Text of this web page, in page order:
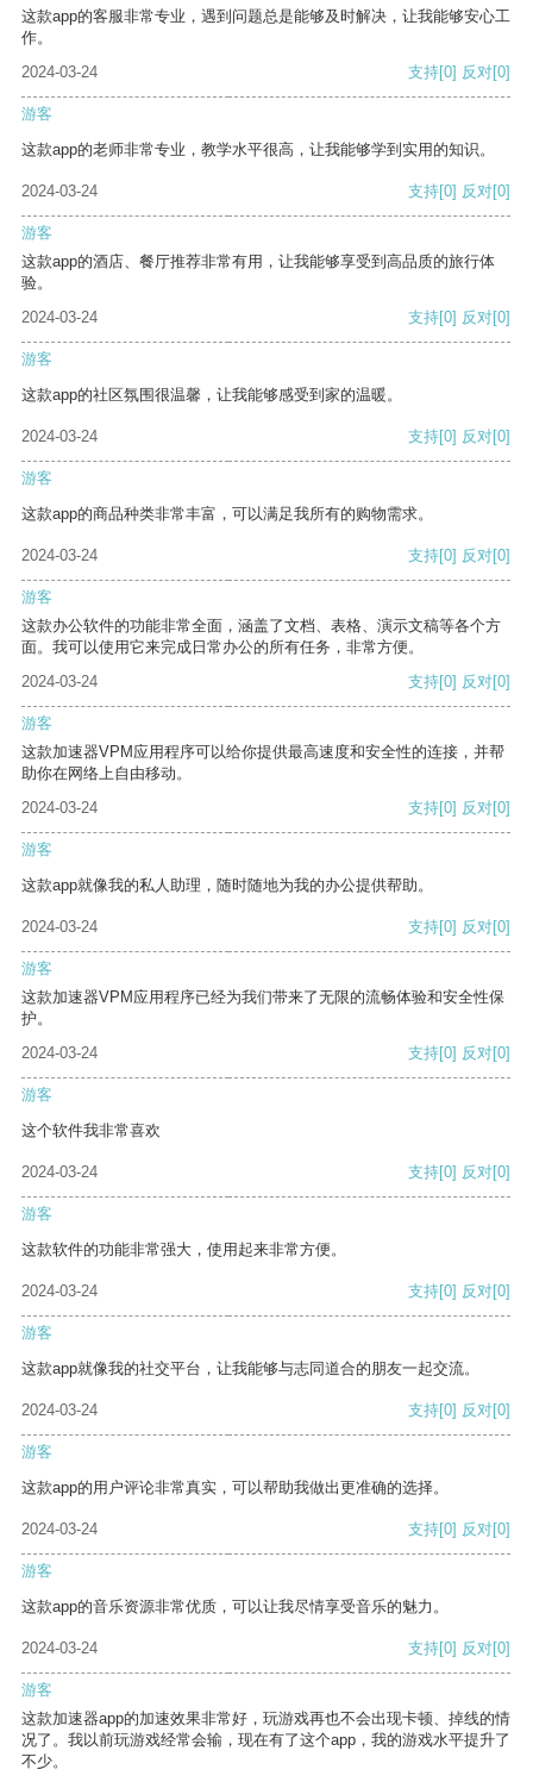
这款app的客服非常专业，遇到问题总是能够及时解决，让我能够安心工
作。
2024-03-24
支持[0] 反对[0]
游客
这款app的老师非常专业，教学水平很高，让我能够学到实用的知识。
2024-03-24 支持[0] 反对[0]
游客
这款app的酒店、餐厅推荐非常有用，让我能够享受到高品质的旅行体
验。
2024-03-24
支持[0] 反对[0]
游客
这款app的社区氛围很温馨，让我能够感受到家的温暖。
2024-03-24 支持[0] 反对[0]
游客
这款app的商品种类非常丰富，可以满足我所有的购物需求。
2024-03-24 支持[0] 反对[0]
游客
这款办公软件的功能非常全面，涵盖了文档、表格、演示文稿等各个方
面。我可以使用它来完成日常办公的所有任务，非常方便。
2024-03-24
支持[0] 反对[0]
游客
这款加速器VPM应用程序可以给你提供最高速度和安全性的连接，并帮
助你在网络上自由移动。
2024-03-24
支持[0] 反对[0]
游客
这款app就像我的私人助理，随时随地为我的办公提供帮助。
2024-03-24 支持[0] 反对[0]
游客
这款加速器VPM应用程序已经为我们带来了无限的流畅体验和安全性保
护。
2024-03-24
支持[0] 反对[0]
游客
这个软件我非常喜欢
2024-03-24 支持[0] 反对[0]
游客
这款软件的功能非常强大，使用起来非常方便。
2024-03-24 支持[0] 反对[0]
游客
这款app就像我的社交平台，让我能够与志同道合的朋友一起交流。
2024-03-24 支持[0] 反对[0]
游客
这款app的用户评论非常真实，可以帮助我做出更准确的选择。
2024-03-24 支持[0] 反对[0]
游客
这款app的音乐资源非常优质，可以让我尽情享受音乐的魅力。
2024-03-24 支持[0] 反对[0]
游客
这款加速器app的加速效果非常好，玩游戏再也不会出现卡顿、掉线的情
况了。我以前玩游戏经常会输，现在有了这个app，我的游戏水平提升了
不少。